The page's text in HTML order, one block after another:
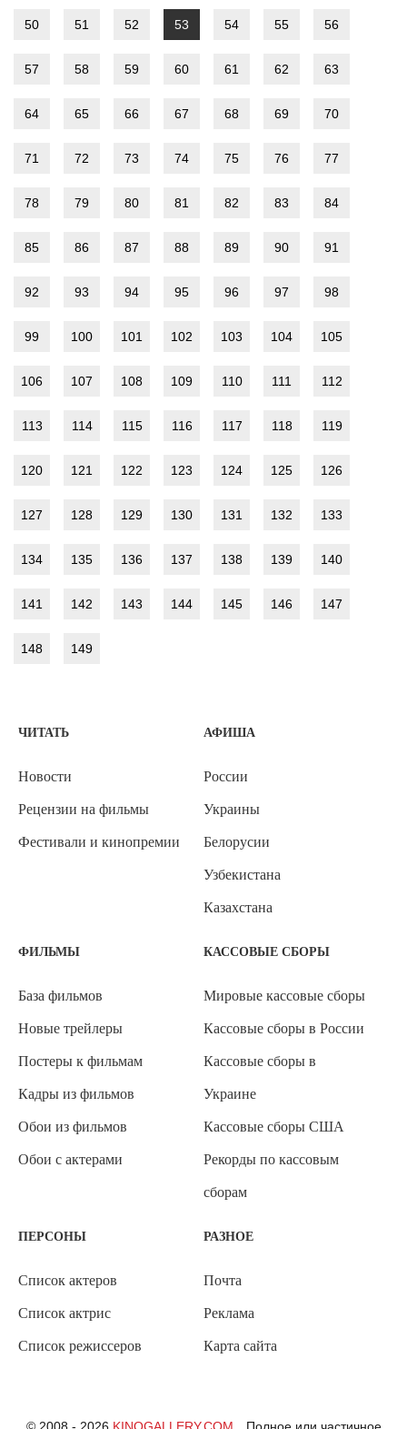
50 51 52 53 54 55 56
57 58 59 60 61 62 63
64 65 66 67 68 69 70
71 72 73 74 75 76 77
78 79 80 81 82 83 84
85 86 87 88 89 90 91
92 93 94 95 96 97 98
99 100 101 102 103 104 105
106 107 108 109 110 111 112
113 114 115 116 117 118 119
120 121 122 123 124 125 126
127 128 129 130 131 132 133
134 135 136 137 138 139 140
141 142 143 144 145 146 147
148 149
ЧИТАТЬ
Новости
Рецензии на фильмы
Фестивали и кинопремии
АФИША
России
Украины
Белорусии
Узбекистана
Казахстана
ФИЛЬМЫ
База фильмов
Новые трейлеры
Постеры к фильмам
Кадры из фильмов
Обои из фильмов
Обои с актерами
КАССОВЫЕ СБОРЫ
Мировые кассовые сборы
Кассовые сборы в России
Кассовые сборы в
Украине
Кассовые сборы США
Рекорды по кассовым
сборам
ПЕРСОНЫ
Список актеров
Список актрис
Список режиссеров
РАЗНОЕ
Почта
Реклама
Карта сайта